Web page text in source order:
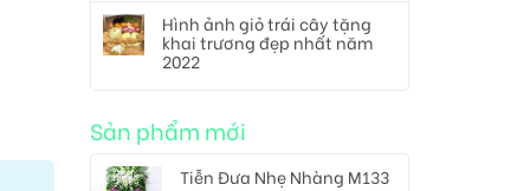
Hình ảnh giỏ trái cây tặng
khai trương đẹp nhất năm
2022
Sản phẩm mới
Tiễn Đưa Nhẹ Nhàng M133